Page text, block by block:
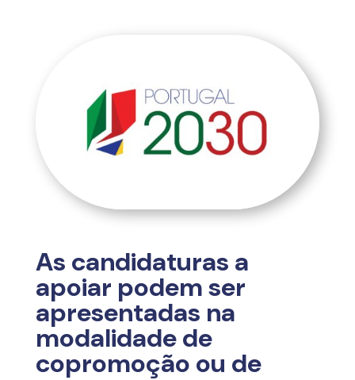
As candidaturas a
apoiar podem ser
apresentadas na
modalidade de
copromoção ou de